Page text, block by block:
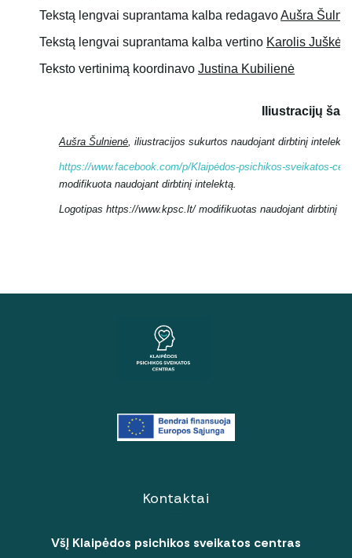
Tekstą lengvai suprantama kalba redagavoAušra
Tekstą lengvai suprantama kalba vertino Karolis
Teksto vertinimą koordinavo Justina Kubilienė
Iliustracijų
Aušra Šulnienė, iliustracijos sukurtos naudojant dirbtinį intelektą
https://www.facebook.com/p/Klaipėdos-psichikos-sveikatos-
modifikuota naudojant dirbtinį intelektą.
Logotipas https://www.kpsc.lt/ modifikuotas naudojant dirbtinį
Kontaktai
VšĮ Klaipėdos psichikos sveikatos centras